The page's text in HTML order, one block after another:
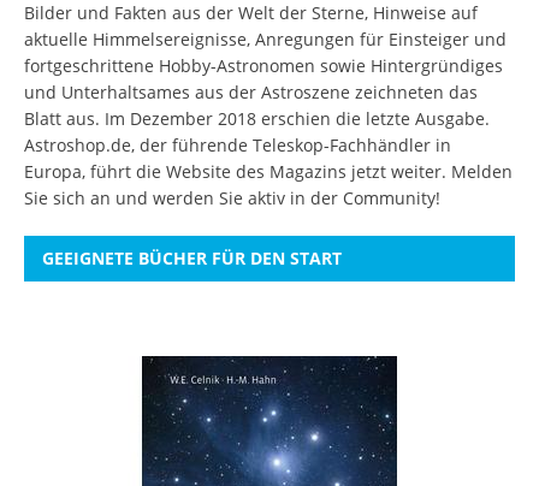
Bilder und Fakten aus der Welt der Sterne, Hinweise auf
aktuelle Himmelsereignisse, Anregungen für Einsteiger und
fortgeschrittene Hobby-Astronomen sowie Hintergründiges
und Unterhaltsames aus der Astroszene zeichneten das
Blatt aus. Im Dezember 2018 erschien die letzte Ausgabe.
Astroshop.de, der führende Teleskop-Fachhändler in
Europa, führt die Website des Magazins jetzt weiter. Melden
Sie sich an und werden Sie aktiv in der Community!
GEEIGNETE BÜCHER FÜR DEN START